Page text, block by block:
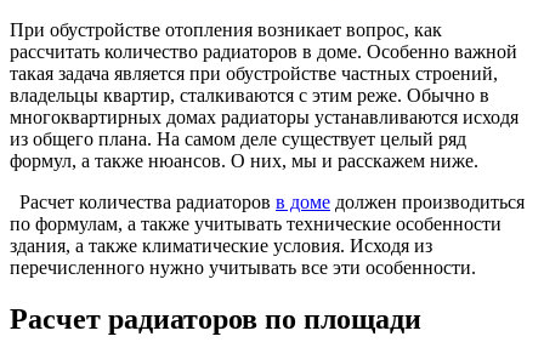
При обустройстве отопления возникает вопрос, как
рассчитать количество радиаторов в доме. Особенно важной
такая задача является при обустройстве частных строений,
владельцы квартир, сталкиваются с этим реже. Обычно в
многоквартирных домах радиаторы устанавливаются исходя
из общего плана. На самом деле существует целый ряд
формул, а также нюансов. О них, мы и расскажем ниже.
Расчет количества радиаторов в доме должен производиться
по формулам, а также учитывать технические особенности
здания, а также климатические условия. Исходя из
перечисленного нужно учитывать все эти особенности.
Расчет радиаторов по площади